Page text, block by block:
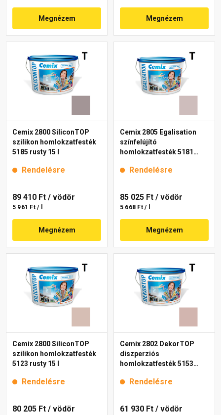
Megnézem Megnézem
Cemix 2800 SiliconTOP
szilikon homlokzatfesték
5185 rusty 15 l
Rendelésre
89 410 Ft / vödör
5 961 Ft / l
Megnézem
Cemix 2805 Egalisation
színfelújító
homlokzatfesték 5181
Rendelésre
85 025 Ft / vödör
5 668 Ft / l
Megnézem
Cemix 2800 SiliconTOP
szilikon homlokzatfesték
5123 rusty 15 l
Rendelésre
80 205 Ft / vödör
Cemix 2802 DekorTOP
diszperziós
homlokzatfesték 5153
Rendelésre
61 930 Ft / vödör